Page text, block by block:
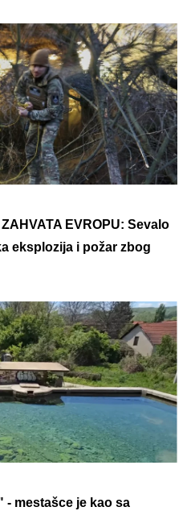
EVROPU: Sevalo
eksplozija i požar zbog
mestašce je kao sa